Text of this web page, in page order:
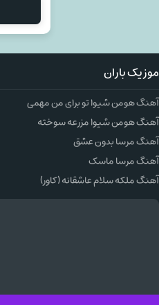
موزیک باران
آهنگ هومن شیوا تو برای من مهمی
آهنگ هومن شیوا مزرعه سوخته
آهنگ مرسا بدون عشق
آهنگ مرسا ماسک
آهنگ ملکه سلام عاشقانه (کاور)